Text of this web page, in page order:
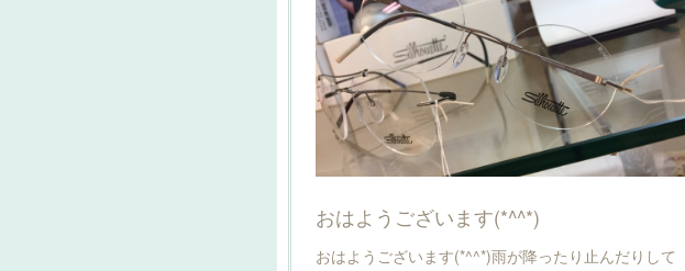
おはようございます(*^^*)
おはようございます(*^^*)雨が降ったり止んだりして